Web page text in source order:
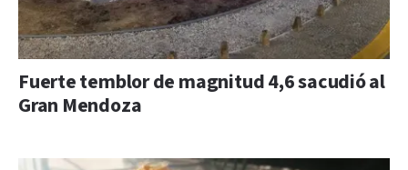
Fuerte temblor de magnitud 4,6 sacudió al
Gran Mendoza